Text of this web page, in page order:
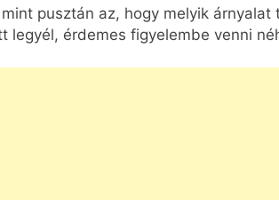
pusztán az, hogy melyik
legyél, érdemes figyelembe venni